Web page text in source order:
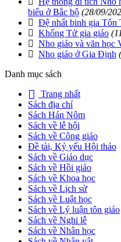
biểu ở Bắc bộ (28/09/
Đệ nhất binh gia Tôn
Khổng Tử gia giáo
Nho giáo và văn học
Nho giáo ở Gia Định
Danh mục sách
Trang nhất
Sách địa chí
Sách Hán Nôm
Sách về lễ hội
Sách về Công giáo
Đề tài, Kỷ yếu Hội thảo
Sách về Giáo dục
Sách về Hồi giáo
Sách về Khoa học
Sách về Lịch sử
Sách về Luật học
Sách về Lý luận tôn giáo
Sách về Nghi lễ
Sách về Nhân học